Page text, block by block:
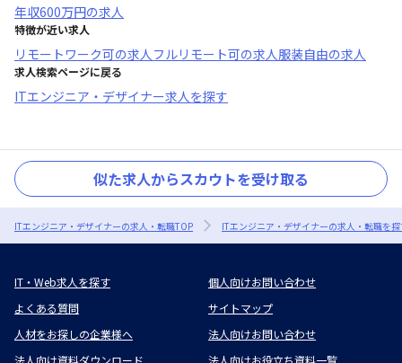
年収600万円の求人
特徴が近い求人
リモートワーク可の求人フルリモート可の求人服装自由の求人
求人検索ページに戻る
ITエンジニア・デザイナー求人を探す
似た求人からスカウトを受け取る
ITエンジニア・デザイナーの求人・転職TOP ITエンジニア・デザイナーの求人・転職を
IT・Web求人を探す
個人向けお問い合わせ
よくある質問
サイトマップ
人材をお探しの企業様へ
法人向けお問い合わせ
法人向け資料ダウンロード
法人向けお役立ち資料一覧